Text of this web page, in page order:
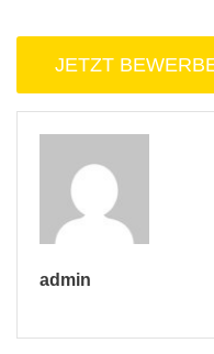
admin